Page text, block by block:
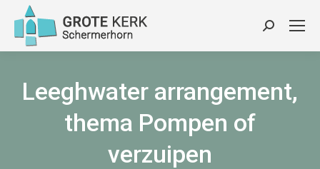
Zoeken:
Leeghwater arrangement,
thema Pompen of
verzuipen